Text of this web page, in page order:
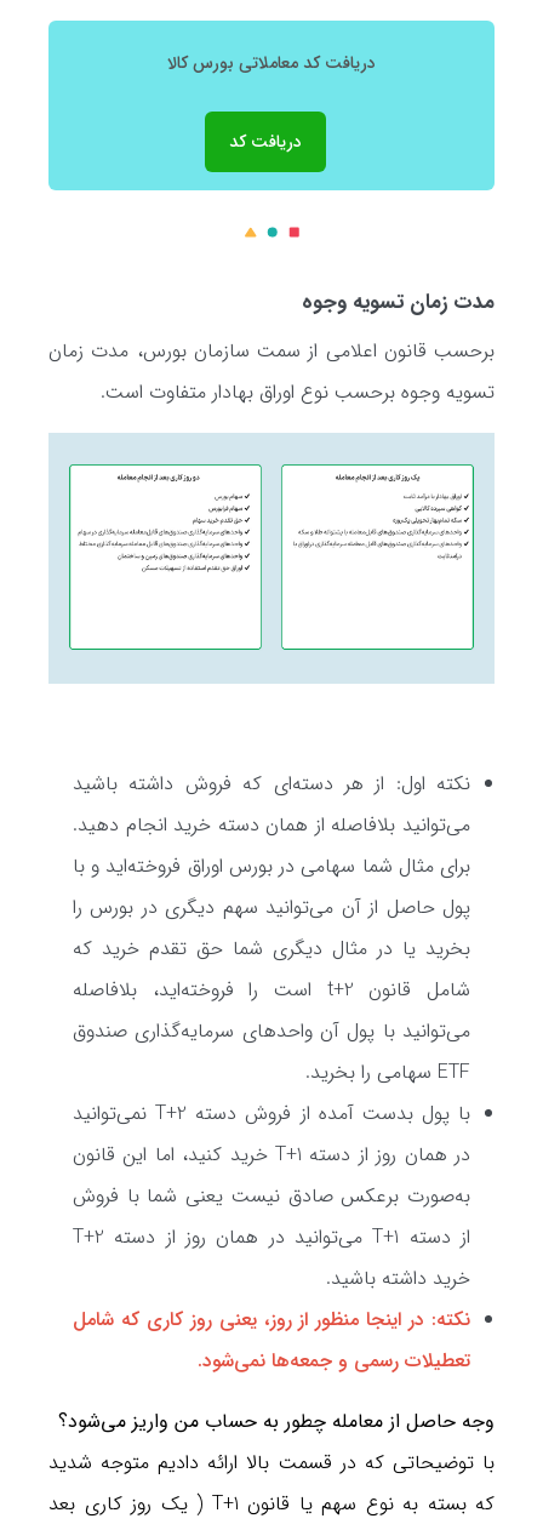
دریافت کد معاملاتی بورس کالا
دریافت کد
مدت زمان تسویه وجوه
برحسب قانون اعلامی از سمت سازمان بورس، مدت زمان
تسویه وجوه برحسب نوع اوراق بهادار متفاوت است.
نکته اول: از هر دسته‌ای که فروش داشته باشید
می‌توانید بلافاصله از همان دسته خرید انجام دهید.
برای مثال شما سهامی در بورس اوراق فروخته‌اید و با
پول حاصل از آن می‌توانید سهم دیگری در بورس را
بخرید یا در مثال دیگری شما حق تقدم خرید که
شامل قانون t+2 است را فروخته‌اید، بلافاصله
می‌توانید با پول آن واحدهای سرمایه‌گذاری صندوق
ETF سهامی را بخرید.
با پول بدست آمده از فروش دسته T+2 نمی‌توانید
در همان روز از دسته T+1 خرید کنید، اما این قانون
به‌صورت برعکس صادق نیست یعنی شما با فروش
از دسته T+1 می‌توانید در همان روز از دسته T+2
خرید داشته باشید.
نکته: در اینجا منظور از روز، یعنی روز کاری که شامل
تعطیلات رسمی و جمعه‌ها نمی‌شود.
وجه حاصل از معامله چطور به حساب من واریز می‌شود؟
با توضیحاتی که در قسمت بالا ارائه دادیم متوجه شدید
که بسته به نوع سهم یا قانون T+1 ( یک روز کاری بعد